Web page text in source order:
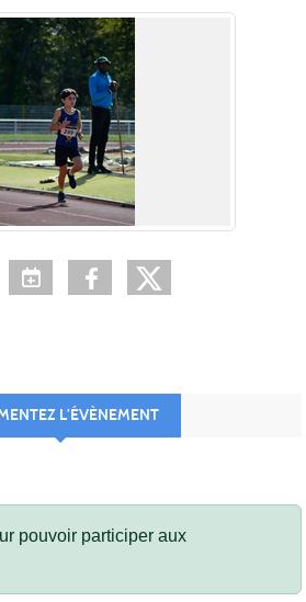
L’ÉVÈNEMENT
pouvoir participer aux